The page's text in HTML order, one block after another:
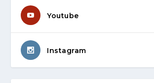
Youtube
Instagram